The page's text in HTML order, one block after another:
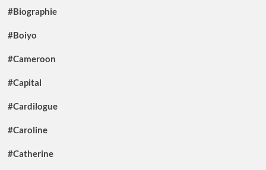
#Biographie
#Boiyo
#Cameroon
#Capital
#Cardilogue
#Caroline
#Catherine